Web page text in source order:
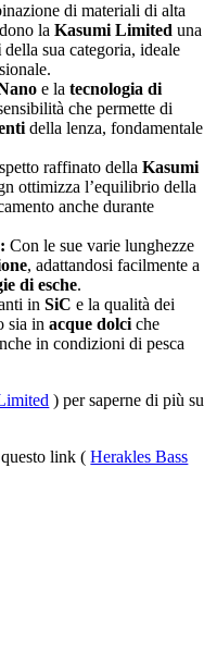
di materiali di alta
laKasumi Limited una
della sua categoria, ideale
e latecnologia di
che permette di
della lenza, fondamentale
raffinato dellaKasumi
ottimizza l’equilibrio della
anche durante
Con le sue varie lunghezze
, adattandosi facilmente a
di esche.
inSiC e la qualità dei
sia inacque dolciche
in condizioni di pesca
) per saperne di più su
questo link (Herakles Bass